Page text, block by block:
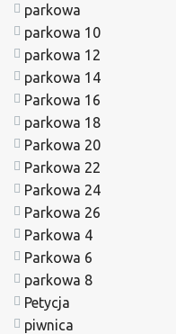
parkowa
parkowa 10
parkowa 12
parkowa 14
Parkowa 16
parkowa 18
Parkowa 20
Parkowa 22
Parkowa 24
Parkowa 26
Parkowa 4
Parkowa 6
parkowa 8
Petycja
piwnica